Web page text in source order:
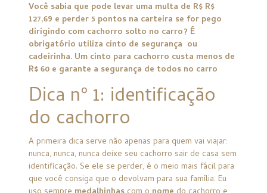
Você sabia que pode levar uma multa de R$ R$
127,69 e perder 5 pontos na carteira se for pego
dirigindo com cachorro solto no carro? É
obrigatório utiliza cinto de segurança ou
cadeirinha. Um cinto para cachorro custa menos de
R$ 60 e garante a segurança de todos no carro
Dica nº 1: identificação
do cachorro
A primeira dica serve não apenas para quem vai viajar:
nunca, nunca, nunca deixe seu cachorro sair de casa sem
identificação. Se ele se perder, é o meio mais fácil para
que você consiga que o devolvam para sua família. Eu